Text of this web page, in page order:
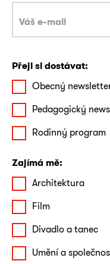
Přeji si dostávat:
Obecný
Pedagogický
Rodinný program
Zajímá mě:
Architektura
Film
Divadlo a tanec
Umění a